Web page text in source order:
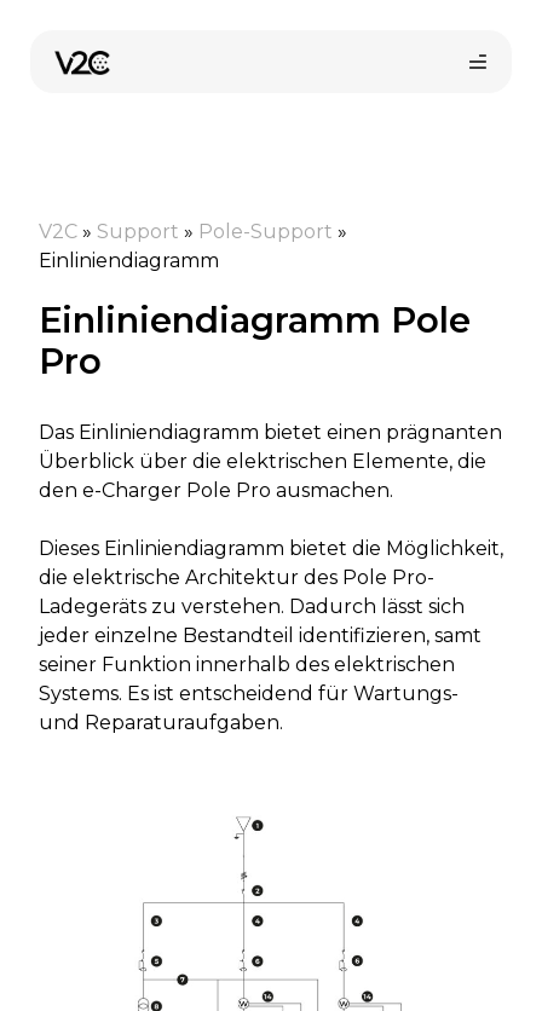
springen
Online-Shop
Installateur finden
V2C » Support » Pole-Support »
Einliniendiagramm
Einliniendiagramm Pole
Pro
Das Einliniendiagramm bietet einen prägnanten
Überblick über die elektrischen Elemente, die
den e-Charger Pole Pro ausmachen.
Dieses Einliniendiagramm bietet die Möglichkeit,
die elektrische Architektur des Pole Pro-
Ladegeräts zu verstehen. Dadurch lässt sich
jeder einzelne Bestandteil identifizieren, samt
seiner Funktion innerhalb des elektrischen
Systems. Es ist entscheidend für Wartungs-
und Reparaturaufgaben.